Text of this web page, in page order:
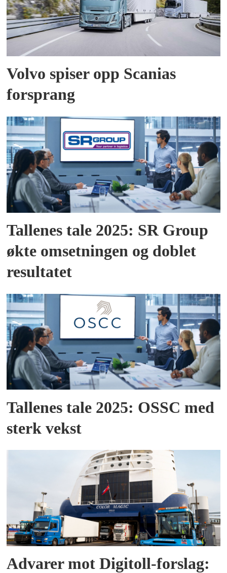
Volvo spiser opp Scanias
forsprang
Tallenes tale 2025: SR Group
økte omsetningen og doblet
resultatet
Tallenes tale 2025: OSSC med
sterk vekst
Advarer mot Digitoll-forslag: